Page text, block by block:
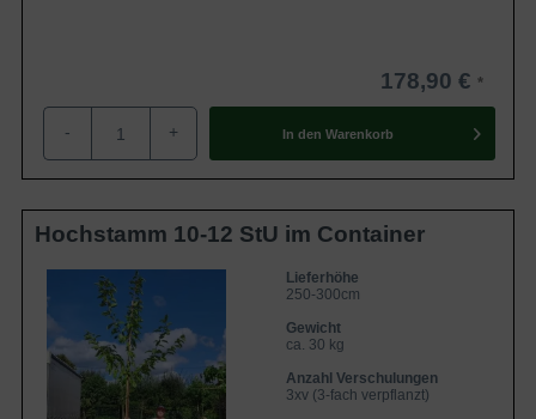
178,90 €
- + In den Warenkorb
Hochstamm 10-12 StU im Container
Lieferhöhe
250-300cm
Gewicht
ca. 30 kg
Anzahl Verschulungen
3xv (3-fach verpflanzt)